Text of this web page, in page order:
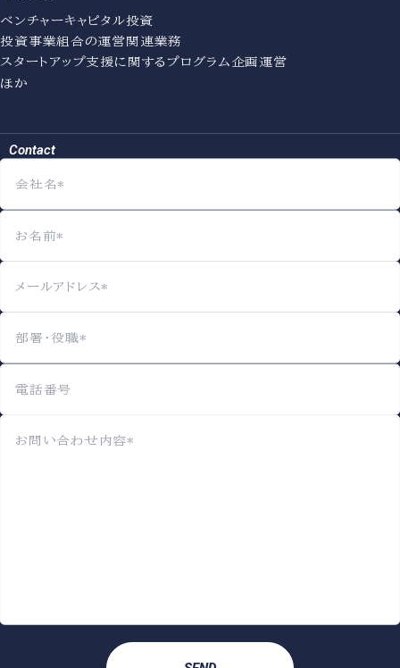
ベンチャーキャピタル投資
投資事業組合の運営関連業務
スタートアップ支援に関するプログラム企画運営
ほか
Contact